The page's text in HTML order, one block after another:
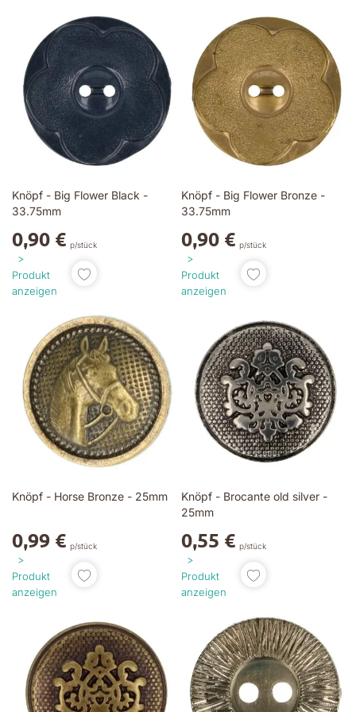
Knöpf - Big Flower Black -
33.75mm
0,90 € p/stück
Produkt
anzeigen
Knöpf - Big Flower Bronze -
33.75mm
0,90 € p/stück
Produkt
anzeigen
Knöpf - Horse Bronze - 25mm
0,99 € p/stück
Produkt
anzeigen
Knöpf - Brocante old silver -
25mm
0,55 € p/stück
Produkt
anzeigen